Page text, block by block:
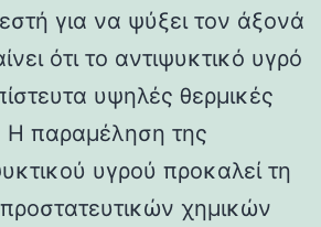
για να ψύξει τον άξονά
ότι το αντιψυκτικό υγρό
υψηλές θερμικές
Η παραμέληση της
υγρού προκαλεί τη
χημικών